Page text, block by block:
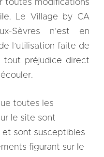
toutes modifications
Le Village by CA
Sèvres n’est en
l’utilisation faite de
tout préjudice direct
toutes les
le site sont
sont susceptibles
figurant sur le